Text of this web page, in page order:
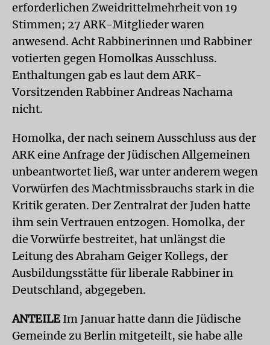
erforderlichen Zweidrittelmehrheit von 19
Stimmen; 27 ARK-Mitglieder waren
anwesend. Acht Rabbinerinnen und Rabbiner
votierten gegen Homolkas Ausschluss.
Enthaltungen gab es laut dem ARK-
Vorsitzenden Rabbiner Andreas Nachama
nicht.
Homolka, der nach seinem Ausschluss aus der
ARK eine Anfrage der Jüdischen Allgemeinen
unbeantwortet ließ, war unter anderem wegen
Vorwürfen des Machtmissbrauchs stark in die
Kritik geraten. Der Zentralrat der Juden hatte
ihm sein Vertrauen entzogen. Homolka, der
die Vorwürfe bestreitet, hat unlängst die
Leitung des Abraham Geiger Kollegs, der
Ausbildungsstätte für liberale Rabbiner in
Deutschland, abgegeben.
ANTEILE Im Januar hatte dann die Jüdische
Gemeinde zu Berlin mitgeteilt, sie habe alle